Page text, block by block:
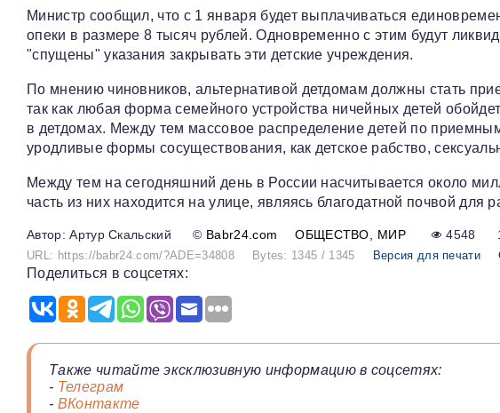
Министр сообщил, что с 1 января будет выплачиваться
опеки в размере 8 тысяч рублей. Одновременно с этим будут
"спущены" указания закрывать эти детские учреждения.
По мнению чиновников, альтернативой детдомам должны стать
так как любая форма семейного устройства ничейных детей
в детдомах. Между тем массовое распределение детей по
уродливые формы сосуществования, как детское рабство,
Между тем на сегодняшний день в России насчитывается около
часть из них находится на улице, являясь благодатной почвой для
Артур Скальский © Babr24.com ОБЩЕСТВО МИР 4548
URL: https://babr24.com/?ADE=34808 Bytes: 1345 / 1345 Версия для печати
Поделиться в соцсетях:
Также читайте эксклюзивную информацию в соцсетях:
- Телеграм
- ВКонтакте